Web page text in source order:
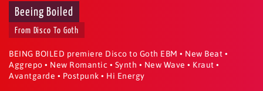
Beeing Boiled
From Disco To Goth
BEING BOILED premiere Disco to Goth EBM • New Beat •
Aggrepo • New Romantic • Synth • New Wave • Kraut •
Avantgarde • Postpunk • Hi Energy